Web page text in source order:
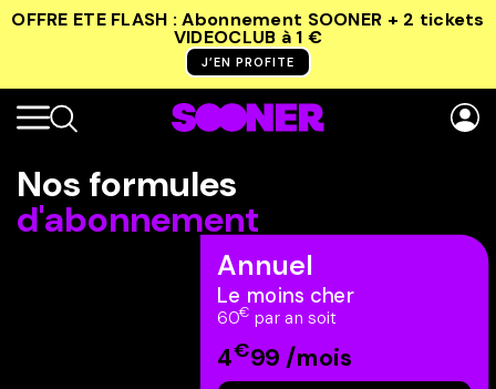
OFFRE ETE FLASH : Abonnement SOONER + 2 tickets
VIDEOCLUB à 1 €
J’EN PROFITE
Nos formules
d'abonnement
Annuel
Le moins cher
60€ par an soit
4€99 /mois